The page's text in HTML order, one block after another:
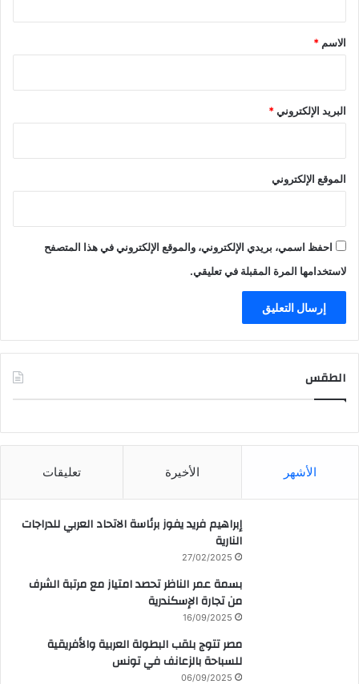
*
الاسم *
البريد الإلكتروني*
الموقع الإلكتروني
احفظ اسمي، بريدي الإلكتروني، والموقع الإلكتروني في هذا المتصفح
لاستخدامها المرة المقبلة في تعليقي.
الطقس
الأشهر الأخيرة تعليقات
إبراهيم فريد يفوز برئاسة الاتحاد العربي للدراجات
النارية
27/02/2025
بسمة عمر الناظر تحصد امتياز مع مرتبة الشرف
من تجارة الإسكندرية
16/09/2025
مصر تتوج بلقب البطولة العربية والأفريقية
للسباحة بالزعانف في تونس
06/09/2025